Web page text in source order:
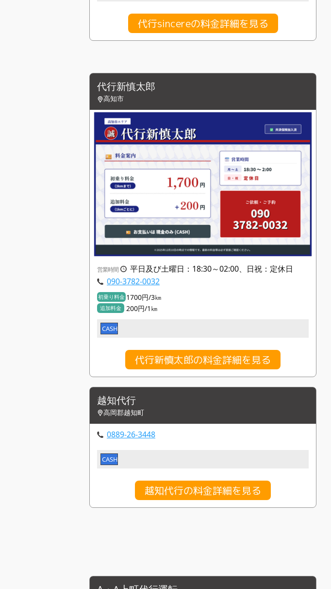
代行sincereの料金詳細を見る
代行新慎太郎
高知市
営業時間
平日及び土曜日：18:30～02:00、日祝：定休日
090-3782-0032
初乗り料金 1700円/3㎞
追加料金 200円/1㎞
CASH
代行新慎太郎の料金詳細を見る
越知代行
高岡郡越知町
0889-26-3448
CASH
越知代行の料金詳細を見る